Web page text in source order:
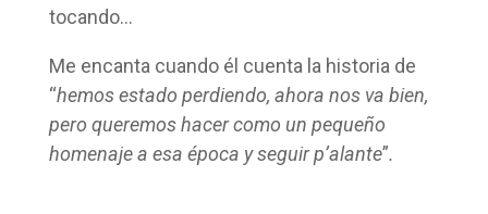
tocando…
Me encanta cuando él cuenta la historia de
“hemos estado perdiendo, ahora nos va bien,
pero queremos hacer como un pequeño
homenaje a esa época y seguir p’alante”.